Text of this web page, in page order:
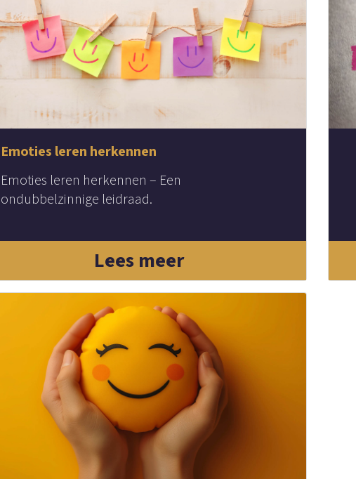
Emoties leren herkennen
Emoties leren herkennen – Een
ondubbelzinnige leidraad.
Lees meer